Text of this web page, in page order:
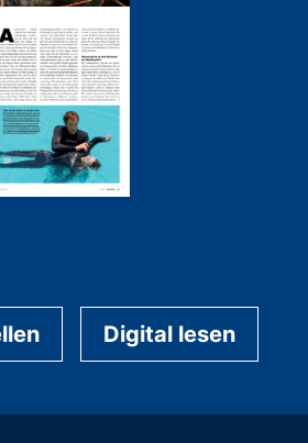
Digital lesen